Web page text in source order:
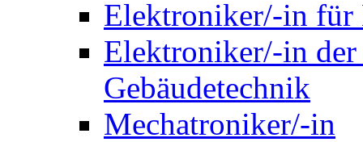
Elektroniker/-in für
Elektroniker/-in
Gebäudetechnik
Mechatroniker/-in